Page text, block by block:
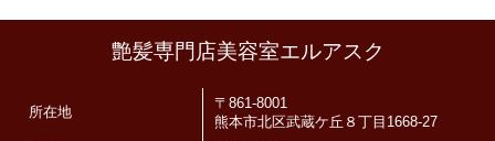
艶髪専門店美容室エルアスク
所在地
〒861-8001
熊本市北区武蔵ケ丘８丁目1668-27